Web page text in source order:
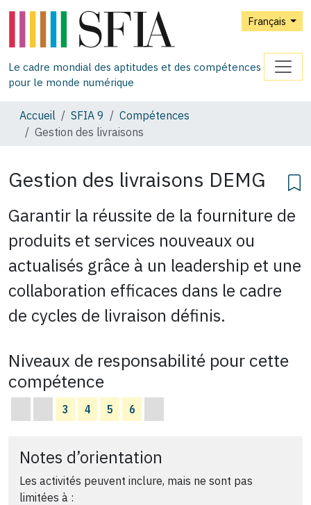
Français
Le cadre mondial des aptitudes et des compétences
pour le monde numérique
Accueil SFIA 9
Compétences
Gestion des livraisons
Gestion des livraisons DEMG
Garantir la réussite de la fourniture de
produits et services nouveaux ou
actualisés grâce à un leadership et une
collaboration efficaces dans le cadre
de cycles de livraison définis.
Niveaux de responsabilité pour cette
compétence
3 4 5 6
Notes d’orientation
Les activités peuvent inclure, mais ne sont pas
limitées à :